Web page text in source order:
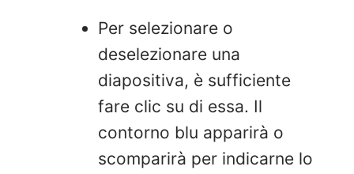
Per selezionare o
deselezionare una
diapositiva, è sufficiente
fare clic su di essa. Il
contorno blu apparirà o
scomparirà per indicarne lo